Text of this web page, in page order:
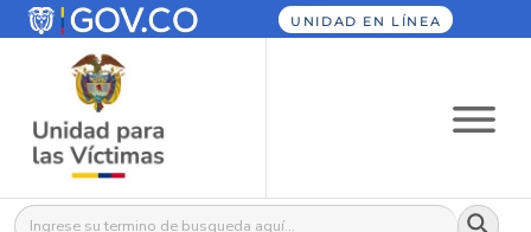
UNIDAD EN LÍNEA
Buscar: Botón